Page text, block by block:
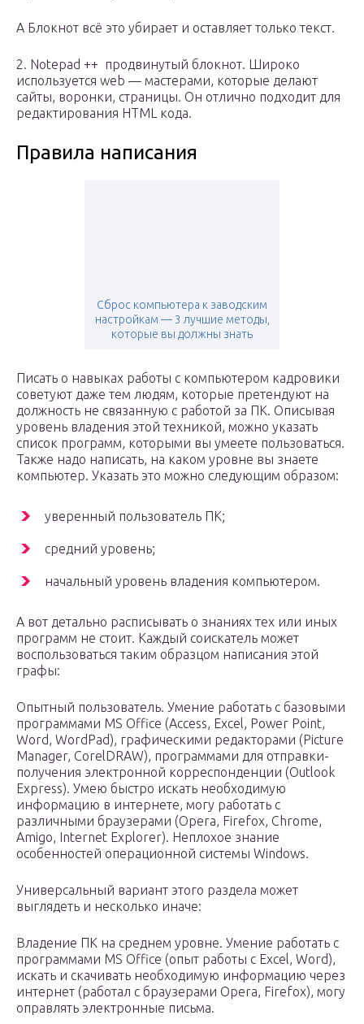
А Блокнот всё это убирает и оставляет только текст.
2. Notepad ++ продвинутый блокнот. Широко
используется web — мастерами, которые делают
сайты, воронки, страницы. Он отлично подходит для
редактирования HTML кода.
Правила написания
Сброс компьютера к заводским
настройкам — 3 лучшие методы,
которые вы должны знать
Писать о навыках работы с компьютером кадровики
советуют даже тем людям, которые претендуют на
должность не связанную с работой за ПК. Описывая
уровень владения этой техникой, можно указать
список программ, которыми вы умеете пользоваться.
Также надо написать, на каком уровне вы знаете
компьютер. Указать это можно следующим образом:
уверенный пользователь ПК;
средний уровень;
начальный уровень владения компьютером.
А вот детально расписывать о знаниях тех или иных
программ не стоит. Каждый соискатель может
воспользоваться таким образцом написания этой
графы:
Опытный пользователь. Умение работать с базовыми
программами MS Office (Access, Excel, Power Point,
Word, WordPad), графическими редакторами (Picture
Manager, CorelDRAW), программами для отправки-
получения электронной корреспонденции (Outlook
Express). Умею быстро искать необходимую
информацию в интернете, могу работать с
различными браузерами (Opera, Firefox, Chrome,
Amigo, Internet Explorer). Неплохое знание
особенностей операционной системы Windows.
Универсальный вариант этого раздела может
выглядеть и несколько иначе:
Владение ПК на среднем уровне. Умение работать с
программами MS Office (опыт работы с Excel, Word),
искать и скачивать необходимую информацию через
интернет (работал с браузерами Opera, Firefox), могу
оправлять электронные письма.